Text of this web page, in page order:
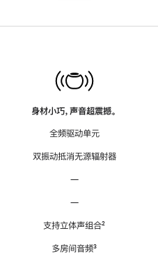
身材小巧，声音超震撼。
全频驱动单元
双振动抵消无源辐射器
—
—
支持立体声组合脚
²
多房间音频脚
³